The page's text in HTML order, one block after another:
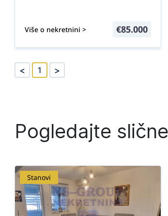
Više o nekretnini > €85.000
< 1 >
Pogledajte
Stanovi